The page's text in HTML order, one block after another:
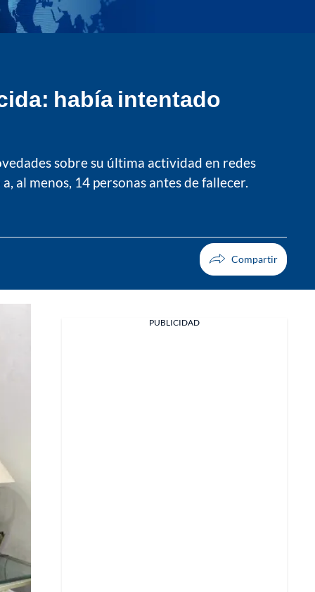
había intentado
sobre su última actividad en redes
al menos, 14 personas antes de fallecer.
PUBLICIDAD